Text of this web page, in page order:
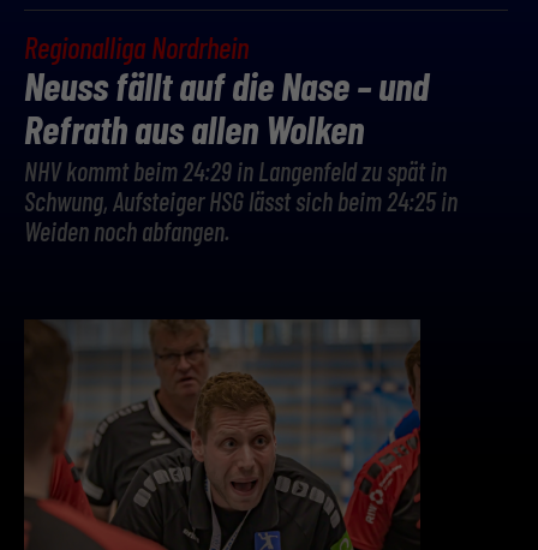
Regionalliga Nordrhein
Neuss fällt auf die Nase – und
Refrath aus allen Wolken
NHV kommt beim 24:29 in Langenfeld zu spät in
Schwung, Aufsteiger HSG lässt sich beim 24:25 in
Weiden noch abfangen.